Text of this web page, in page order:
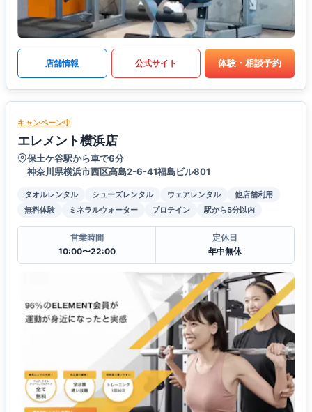
店舗情報 公式サイト 体験・相談予約
キャンペーン中
エレメント横浜店
保土ケ谷駅から車で6分
神奈川県横浜市西区高島2-6-41福島ビル801
タオルレンタル シューズレンタル ウェアレンタル
他店舗利用
無料体験
ミネラルウォーター プロテイン 駅から5分以内
営業時間
10:00〜22:00
定休日
年中無休